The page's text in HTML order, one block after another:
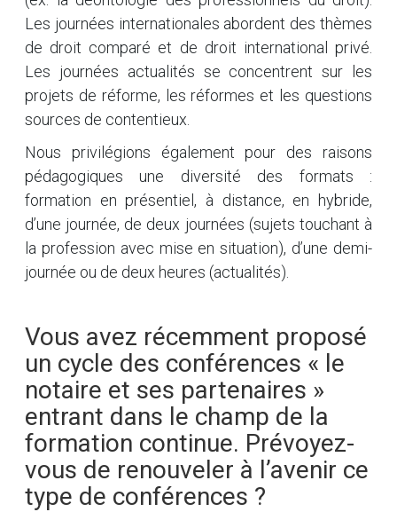
Les journées internationales abordent des thèmes
de droit comparé et de droit international privé.
Les journées actualités se concentrent sur les
projets de réforme, les réformes et les questions
sources de contentieux.
Nous privilégions également pour des raisons
pédagogiques une diversité des formats :
formation en présentiel, à distance, en hybride,
d’une journée, de deux journées (sujets touchant à
la profession avec mise en situation), d’une demi-
journée ou de deux heures (actualités).
Vous avez récemment proposé
un cycle des conférences « le
notaire et ses partenaires »
entrant dans le champ de la
formation continue. Prévoyez-
vous de renouveler à l’avenir ce
type de conférences ?